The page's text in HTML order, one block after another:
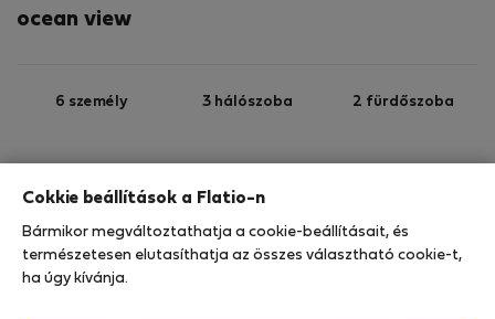
ocean view
6 személy 3 hálószoba 2 fürdőszoba
StayProtection Stay Benefits
Az Ön tartózkodását ebben az ingatlanban a
Cokkie beállítások a Flatio-n
Bármikor megváltoztathatja a cookie-beállításait, és
természetesen elutasíthatja az összes választható cookie-t,
ha úgy kívánja.